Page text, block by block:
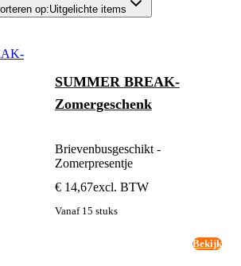
op:Uitgelichte items
SUMMER BREAK-
Zomergeschenk
Brievenbusgeschikt -
Zomerpresentje
€ 14,67excl. BTW
Vanaf 15 stuks
Bekijk